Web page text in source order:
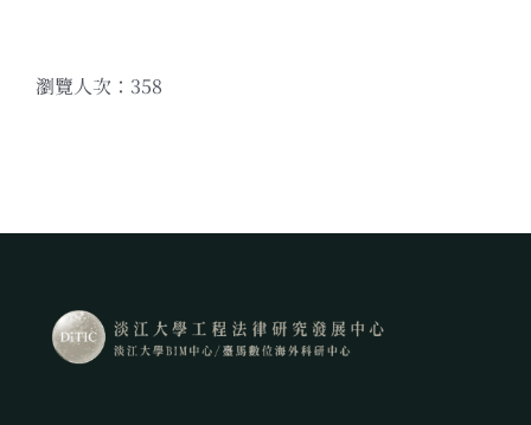
瀏覽人次：358